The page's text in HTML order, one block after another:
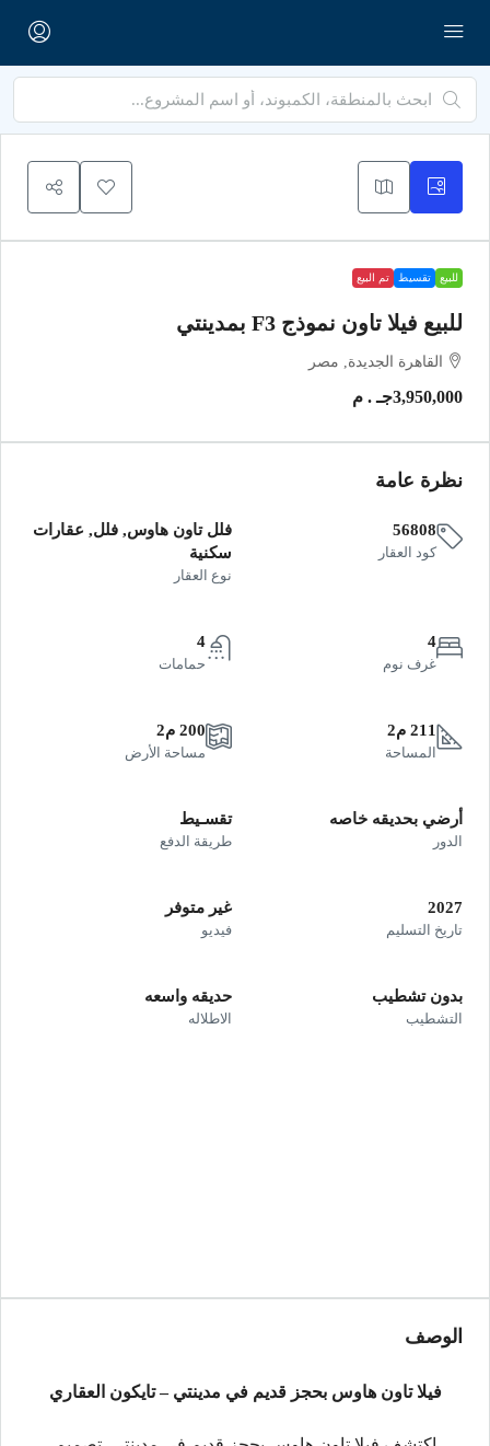
للبيع تقسيط تم البيع
للبيع فيلا تاون نموذج F3 بمدينتي
القاهرة الجديدة, مصر
3,950,000جـ . م
نظرة عامة
56808
كود العقار
فلل تاون هاوس, فلل, عقارات
سكنية
نوع العقار
4
غرف نوم
4
حمامات
211 م2
المساحة
200 م2
مساحة الأرض
أرضي بحديقه خاصه
الدور
تقسـيط
طريقة الدفع
2027
تاريخ التسليم
غير متوفر
فيديو
بدون تشطيب
التشطيب
حديقه واسعه
الاطلاله
الوصف
فيلا تاون هاوس بحجز قديم في مدينتي – تايكون العقاري